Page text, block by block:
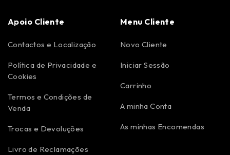
Apoio Cliente
Contactos e Localização
Política de Privacidade e
Cookies
Termos e Condições de
Venda
Trocas e Devoluções
Livro de Reclamações
Menu Cliente
Novo Cliente
Iniciar Sessão
Carrinho
A minha Conta
As minhas Encomendas